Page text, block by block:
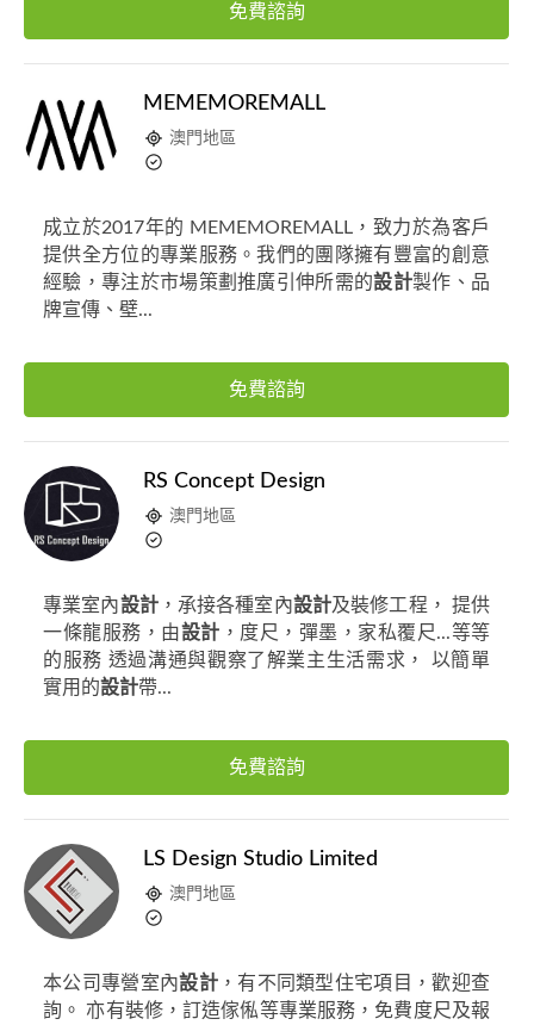
免費諮詢
MEMEMOREMALL
澳門地區
成立於2017年的 MEMEMOREMALL，致力於為客戶
提供全方位的專業服務。我們的團隊擁有豐富的創意
經驗，專注於市場策劃推廣引伸所需的設計製作、品
牌宣傳、壁...
免費諮詢
RS Concept Design
澳門地區
專業室內設計，承接各種室內設計及裝修工程， 提供
一條龍服務，由設計 ，度尺，彈墨，家私覆尺...等等
的服務 透過溝通與觀察了解業主生活需求， 以簡單
實用的設計帶...
免費諮詢
LS Design Studio Limited
澳門地區
本公司專營室內設計，有不同類型住宅項目，歡迎查
詢。 亦有裝修，訂造傢俬等專業服務，免費度尺及報